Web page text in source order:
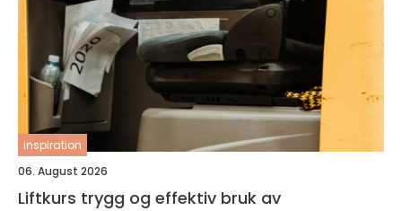
inspiration
06. August 2026
Liftkurs trygg og effektiv bruk av